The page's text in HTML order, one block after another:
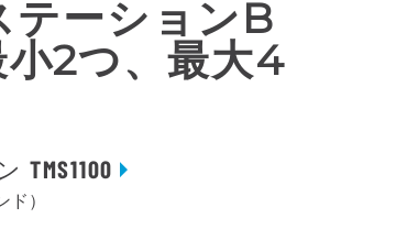
テーションB
2つ、最大4
）